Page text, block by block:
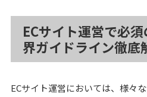
ECサイト運営で必
界ガイドライン徹底
ECサイト運営においては、様々